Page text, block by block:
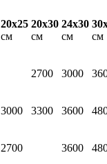
20х25
см
20х30
см
24х30
см
см
2700 3000
3000 3300 3600
2700 3600